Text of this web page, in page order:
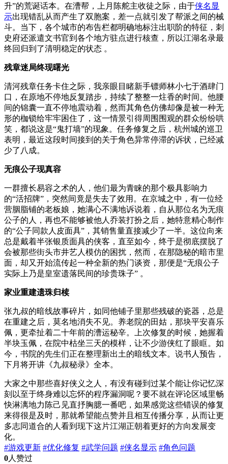
升”的荒诞话本。在漕帮，上月陈舵主收徒之际，由于侠名显
示出现错乱从而产生了双胞案，差一点就引发了帮派之间的械
斗。当下，各个城市的布告栏都明确地标注出职阶的特征，刺
史府还派遣文书官到各个地方驻点进行核查，所以江湖名录最
终回归到了清明稳定的状态 。
残章迷局终现曙光
清河残章任务卡住之际，我亲眼目睹新手镖师林小七于酒肆门
口，在原地不停地反复踏步，持续了整整一炷香的时间。他腰
间的锦囊一直不停地震动着，然而其角色仿佛却像是被一种无
形的枷锁给牢牢困住了，这一情景引得周围围观的群众纷纷哄
笑，都说这是“鬼打墙”的现象。任务修复之后，杭州城的巡卫
表明，最近这段时间接到的关于角色异常停滞的诉状，已经减
少了八成。
无痕公子现真容
一群擅长易容之术的人，他们最为青睐的那个极具影响力
的“活招牌”，突然间竟是失去了效用。在京城之中，有一位经
营胭脂铺的老板娘，她满心不满地诉说着，自从那位名为无痕
公子的人，再也不能够被他人乔装打扮之后，她特意精心制作
的“公子同款人皮面具”，其销售量直接减少了一半。这位向来
总是戴着半张银质面具的侠客，直至如今，终于是彻底摆脱了
会被那些街头市井艺人模仿的困扰，然而，在那隐秘的暗市里
面，却又开始流传起一种全新的热门谈资，那便是“无痕公子
实际上乃是皇室遗落民间的珍贵珠子” 。
家业重建遗珠归椟
张九叔的暗线故事碎片，如同他铺子里那些残破的瓷器，总是
在重建之后，莫名地消失不见。养老院的田姑，那块平安喜乐
佩，更牵扯着二十年前的漕运秘辛。上次修复的时候，她握着
半块玉佩，在院中枯坐三天的模样，让不少游侠红了眼眶。如
今，书院的先生们正在整理新出土的暗线文本。说书人预告，
下月将开讲《九叔秘录》全本。
大家之中那些喜好侠义之人，有没有碰到过某个能让你记忆深
刻以至于终身难以忘怀的程序漏洞呢？要不就在评论区域里畅
快淋漓地力陈己见直抒胸臆一番吧，如果感觉这些错误的修复
来得很是及时，那就希望能点赞并且相互传播分享，从而让更
多志同道合的人看到现下这片江湖正朝着更好的方向发展变
化。
#游戏更新 #优化修复 #武学问题 #侠名显示 #角色问题
0人赞过